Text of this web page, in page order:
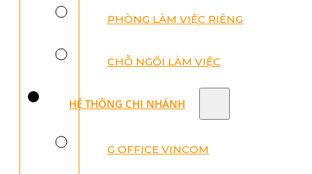
PHÒNG LÀM VIỆC RIÊNG
CHỖ NGỒI LÀM VIỆC
HỆ THỐNG CHI NHÁNH
G OFFICE VINCOM